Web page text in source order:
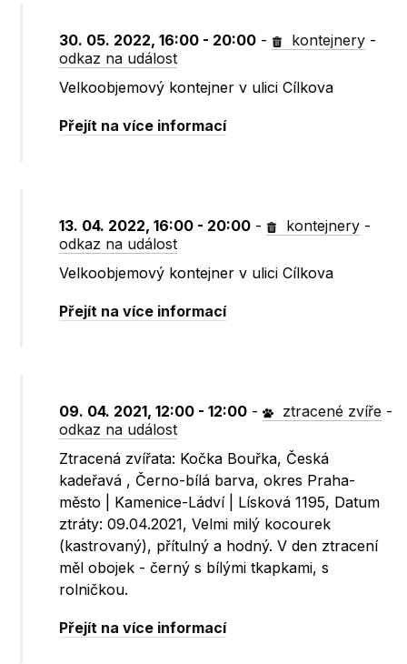
30. 05. 2022, 16:00 - 20:00 - kontejnery -
odkaz na událost
Velkoobjemový kontejner v ulici Cílkova
Přejít na více informací
13. 04. 2022, 16:00 - 20:00 - kontejnery -
odkaz na událost
Velkoobjemový kontejner v ulici Cílkova
Přejít na více informací
09. 04. 2021, 12:00 - 12:00 - ztracené zvíře -
odkaz na událost
Ztracená zvířata: Kočka Bouřka, Česká
kadeřavá , Černo-bílá barva, okres Praha-
město | Kamenice-Ládví | Lísková 1195, Datum
ztráty: 09.04.2021, Velmi milý kocourek
(kastrovaný), přítulný a hodný. V den ztracení
měl obojek - černý s bílými tkapkami, s
rolničkou.
Přejít na více informací